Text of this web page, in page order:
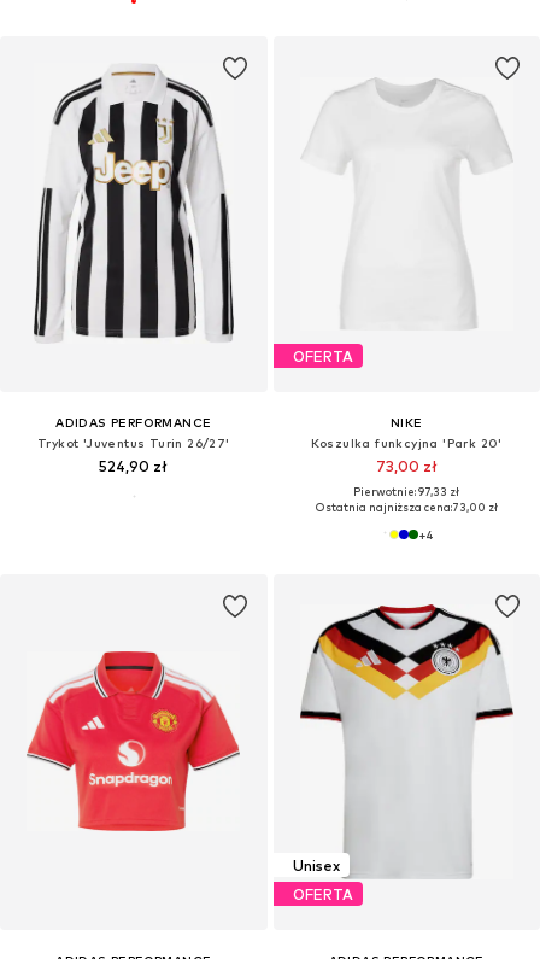
ADIDAS PERFORMANCE
Trykot 'Juventus Turin 26/27'
524,90 zł
OFERTA
NIKE
Koszulka funkcyjna 'Park 20'
73,00 zł
Pierwotnie: 97,33 zł
Ostatnia najniższa cena:73,00 zł
+4
Unisex
OFERTA